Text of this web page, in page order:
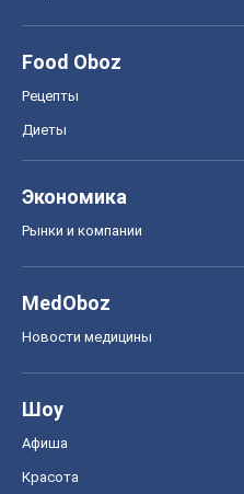
Food Oboz
Рецепты
Диеты
Экономика
Рынки и компании
MedOboz
Новости медицины
Шоу
Афиша
Красота